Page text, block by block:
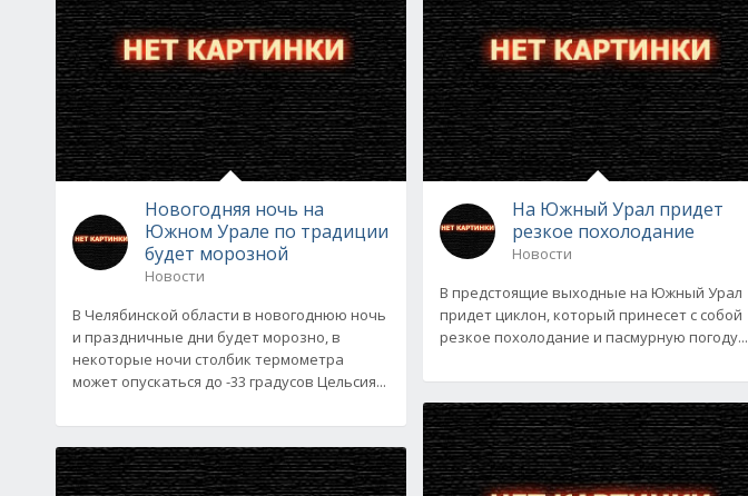
Новогодняя ночь на
Южном Урале по традиции
будет морозной
Новости
В Челябинской области в новогоднюю ночь
и праздничные дни будет морозно, в
некоторые ночи столбик термометра
может опускаться до -33 градусов Цельсия...
На Южный Урал придет
резкое похолодание
Новости
В предстоящие выходные на Южный Урал
придет циклон, который принесет с собой
резкое похолодание и пасмурную погоду...